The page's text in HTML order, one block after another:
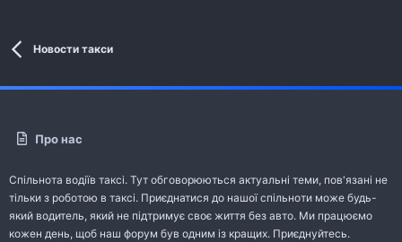
Новости такси
Про нас
Спільнота водіїв таксі. Тут обговорюються актуальні теми, пов'язані не
тільки з роботою в таксі. Приєднатися до нашої спільноти може будь-
який водитель, який не підтримує своє життя без авто. Ми працюємо
кожен день, щоб наш форум був одним із кращих. Приєднуйтесь.